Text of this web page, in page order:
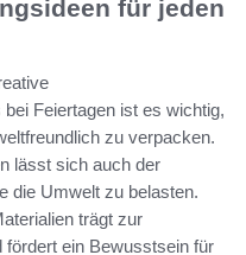
für jeden
Feiertagen ist es wichtig,
zu verpacken.
lässt sich auch der
die Umwelt zu belasten.
trägt zur
fördert ein Bewusstsein für